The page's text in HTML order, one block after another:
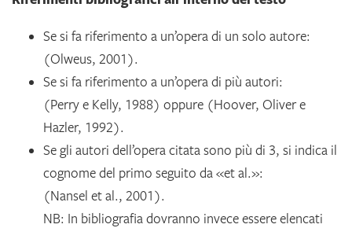
Se si fa riferimento a un’opera di un solo autore:
(Olweus, 2001).
Se si fa riferimento a un’opera di più autori:
(Perry e Kelly, 1988) oppure (Hoover, Oliver e
Hazler, 1992).
Se gli autori dell’opera citata sono più di 3, si indica il
cognome del primo seguito da «et al.»:
(Nansel et al., 2001).
NB: In bibliografia dovranno invece essere elencati